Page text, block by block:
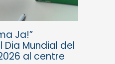
Ja!”
Mundial del
al centre